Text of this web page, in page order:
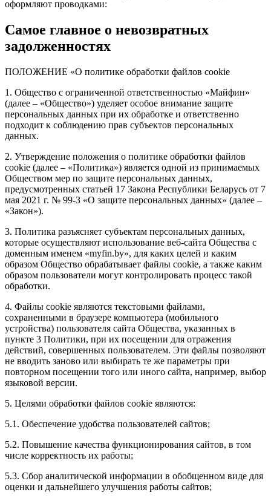
оформляют проводками:
Самое главное о невозвратных
задолженностях
ПОЛОЖЕНИЕ «О политике обработки файлов cookie
1. Общество с ограниченной ответственностью «Майфин»
(далее – «Общество») уделяет особое внимание защите
персональных данных при их обработке и ответственно
подходит к соблюдению прав субъектов персональных
данных.
2. Утверждение положения о политике обработки файлов
cookie (далее – «Политика») является одной из принимаемых
Обществом мер по защите персональных данных,
предусмотренных статьей 17 Закона Республики Беларусь от 7
мая 2021 г. № 99-З «О защите персональных данных» (далее –
«Закон»).
3. Политика разъясняет субъектам персональных данных,
которые осуществляют использование веб-сайта Общества с
доменным именем «myfin.by», для каких целей и каким
образом Общество обрабатывает файлы cookie, а также каким
образом пользователи могут контролировать процесс такой
обработки.
4. Файлы cookie являются текстовыми файлами,
сохраненными в браузере компьютера (мобильного
устройства) пользователя сайта Общества, указанных в
пункте 3 Политики, при их посещении для отражения
действий, совершенных пользователем. Эти файлы позволяют
не вводить заново или выбирать те же параметры при
повторном посещении того или иного сайта, например, выбор
языковой версии.
5. Целями обработки файлов cookie являются:
5.1. Обеспечение удобства пользователей сайтов;
5.2. Повышение качества функционирования сайтов, в том
числе корректность их работы;
5.3. Сбор аналитической информации в обобщенном виде для
оценки и дальнейшего улучшения работы сайтов;